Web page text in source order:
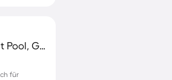
Voll ausgestattete gemütliche Wohnung mit Pool, Garten und Grill | Gartenblick
für